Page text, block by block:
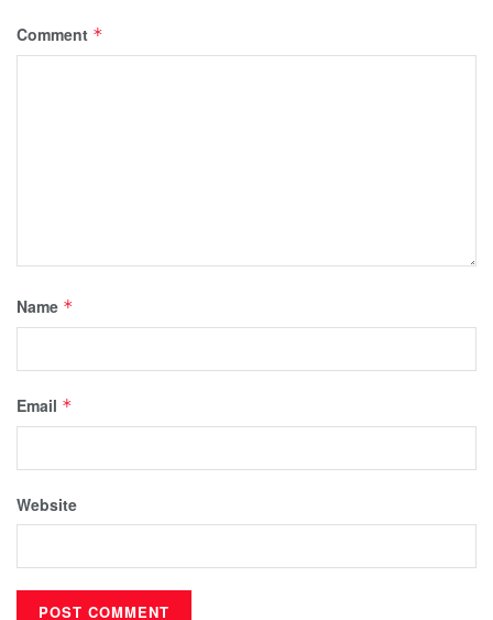
Comment *
Name *
Email *
Website